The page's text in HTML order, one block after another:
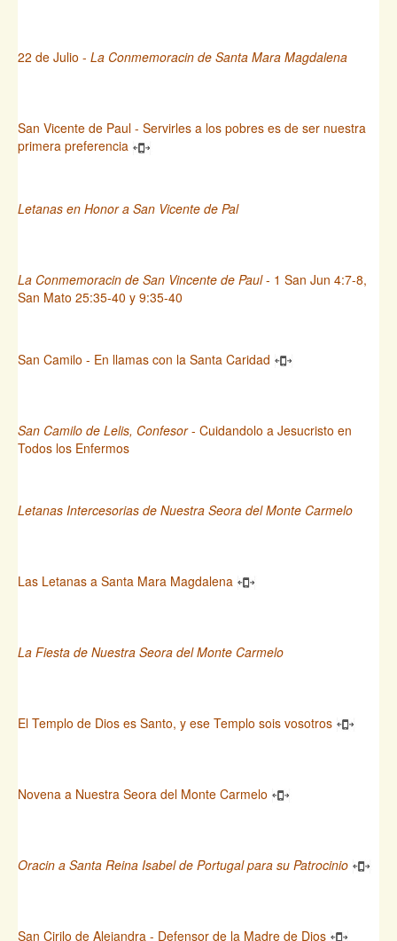
22 de Julio - La Conmemoracin de Santa Mara Magdalena
San Vicente de Paul - Servirles a los pobres es de ser nuestra
primera preferencia
Letanas en Honor a San Vicente de Pal
La Conmemoracin de San Vincente de Paul- 1 San Jun 4:7-8,
San Mato 25:35-40 y 9:35-40
San Camilo - En llamas con la Santa Caridad
San Camilo de Lelis, Confesor- Cuidandolo a Jesucristo en
Todos los Enfermos
Letanas Intercesorias de Nuestra Seora del Monte Carmelo
Las Letanas a Santa Mara Magdalena
La Fiesta de Nuestra Seora del Monte Carmelo
El Templo de Dios es Santo, y ese Templo sois vosotros
Novena a Nuestra Seora del Monte Carmelo
Oracin a Santa Reina Isabel de Portugal para su Patrocinio
San Cirilo de Alejandra - Defensor de la Madre de Dios